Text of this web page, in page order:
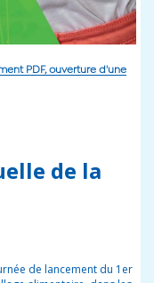
PDF, ouverture d'une
de la
de lancement du 1er